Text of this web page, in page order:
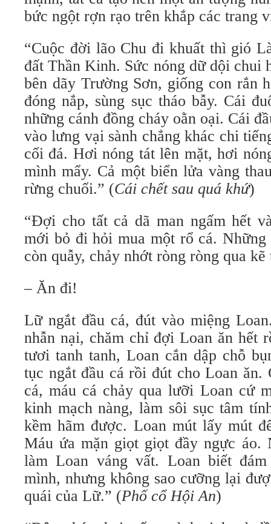
bức ngột rợn rạo trên khắp các trang
“Cuộc đời lão Chu đi khuất thì gió
đất Thần Kinh. Sức nóng dữ dội chui
bên dãy Trường Sơn, giống con rắn
đóng nắp, sùng sục tháo bẫy. Cái
những cánh đồng cháy oằn oại. Cái
vào lưng vại sành chẳng khác chi
cối đá. Hơi nóng tát lên mặt, hơi
mình mẩy. Cả một biển lửa vàng
rừng chuối.” (Cái chết sau quá khứ)
“Đợi cho tất cả dã man ngấm hết
mới bỏ đi hỏi mua một rổ cá.
còn quẫy, chảy nhớt ròng ròng qua
– Ăn đi!
Lữ ngắt đầu cá, đút vào miệng
nhẫn nại, chăm chỉ đợi Loan ăn hết
tươi tanh tanh, Loan cắn dập chỗ
tục ngắt đầu cá rồi đút cho Loan ăn.
cá, máu cá chảy qua lưỡi Loan cứ
kinh mạch nàng, làm sôi sục tâm
kềm hãm được. Loan mút lấy mút
Máu ứa mặn giọt giọt đầy ngực áo.
làm Loan váng vất. Loan biết
mình, nhưng không sao cưỡng lại
quái của Lữ.” (Phố cổ Hội An)